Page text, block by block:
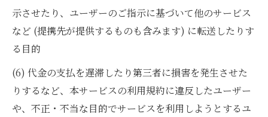
示させたり、ユーザーのご指示に基づいて他のサービス
など (提携先が提供するものも含みます) に転送したりす
る目的
(6) 代金の支払を遅滞したり第三者に損害を発生させた
りするなど、本サービスの利用規約に違反したユーザー
や、不正・不当な目的でサービスを利用しようとするユ